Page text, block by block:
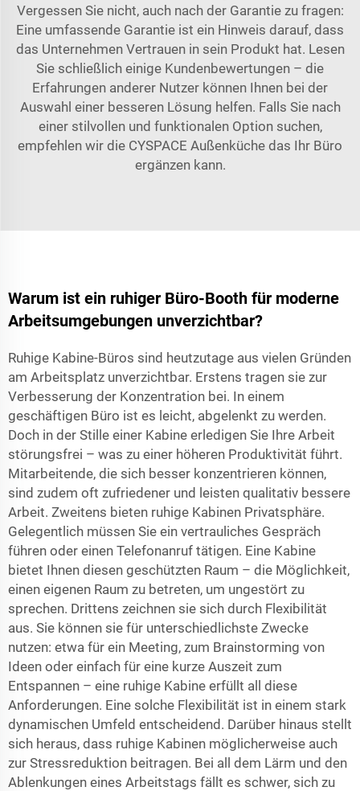
Vergessen Sie nicht, auch nach der Garantie zu fragen:
Eine umfassende Garantie ist ein Hinweis darauf, dass
das Unternehmen Vertrauen in sein Produkt hat. Lesen
Sie schließlich einige Kundenbewertungen – die
Erfahrungen anderer Nutzer können Ihnen bei der
Auswahl einer besseren Lösung helfen. Falls Sie nach
einer stilvollen und funktionalen Option suchen,
empfehlen wir die CYSPACE Außenküche das Ihr Büro
ergänzen kann.
Warum ist ein ruhiger Büro-Booth für moderne
Arbeitsumgebungen unverzichtbar?
Ruhige Kabine-Büros sind heutzutage aus vielen Gründen
am Arbeitsplatz unverzichtbar. Erstens tragen sie zur
Verbesserung der Konzentration bei. In einem
geschäftigen Büro ist es leicht, abgelenkt zu werden.
Doch in der Stille einer Kabine erledigen Sie Ihre Arbeit
störungsfrei – was zu einer höheren Produktivität führt.
Mitarbeitende, die sich besser konzentrieren können,
sind zudem oft zufriedener und leisten qualitativ bessere
Arbeit. Zweitens bieten ruhige Kabinen Privatsphäre.
Gelegentlich müssen Sie ein vertrauliches Gespräch
führen oder einen Telefonanruf tätigen. Eine Kabine
bietet Ihnen diesen geschützten Raum – die Möglichkeit,
einen eigenen Raum zu betreten, um ungestört zu
sprechen. Drittens zeichnen sie sich durch Flexibilität
aus. Sie können sie für unterschiedlichste Zwecke
nutzen: etwa für ein Meeting, zum Brainstorming von
Ideen oder einfach für eine kurze Auszeit zum
Entspannen – eine ruhige Kabine erfüllt all diese
Anforderungen. Eine solche Flexibilität ist in einem stark
dynamischen Umfeld entscheidend. Darüber hinaus stellt
sich heraus, dass ruhige Kabinen möglicherweise auch
zur Stressreduktion beitragen. Bei all dem Lärm und den
Ablenkungen eines Arbeitstags fällt es schwer, sich zu